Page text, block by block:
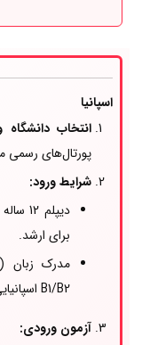
اسپانیا
انتخاب
پورتال‌های رسمی
شرایط ورود:
دیپلم
برای ارشد.
B1/B2 اسپانیایی برای دوره‌های اسپانیایی).
آزمون ورودی: